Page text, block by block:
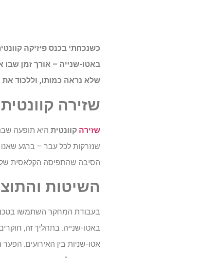
כשנכחתי בכנס פיזיקה
באטו-שנייה – אורך זמן שבו
שלא נראה כמותו, וללכוד את
שזירה קוונטית
שזירה קוונטית היא תופעה
שנזרקות לכל עבר – ברגע
הסיבה שהתפיסה הקלאסית
השיטות
בעבודת המחקר השתמשו
אטו-שניות בין האירועים.